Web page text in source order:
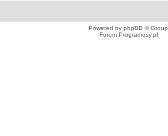
Powered by phpBB © Group
Forum Programosy.pl